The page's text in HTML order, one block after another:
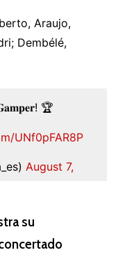
Araujo,
Dembélé,
𝐆𝐚𝐦𝐩𝐞𝐫! 🏆
UNf0pFAR8P
August 7,
su